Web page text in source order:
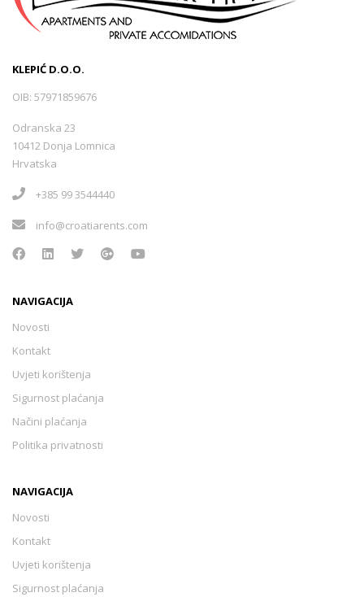
KLEPIĆ D.O.O.
OIB: 57971859676
Odranska 23
10412 Donja Lomnica
Hrvatska
+385 99 3544440
info@croatiarents.com
NAVIGACIJA
Novosti
Kontakt
Uvjeti korištenja
Sigurnost plaćanja
Načini plaćanja
Politika privatnosti
NAVIGACIJA
Novosti
Kontakt
Uvjeti korištenja
Sigurnost plaćanja